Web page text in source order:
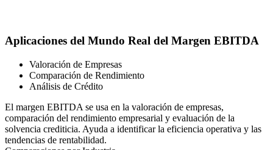
Aplicaciones del Mundo Real del Margen EBITDA
Valoración de Empresas
Comparación de Rendimiento
Análisis de Crédito
El margen EBITDA se usa en la valoración de empresas,
comparación del rendimiento empresarial y evaluación de la
solvencia crediticia. Ayuda a identificar la eficiencia operativa y las
tendencias de rentabilidad.